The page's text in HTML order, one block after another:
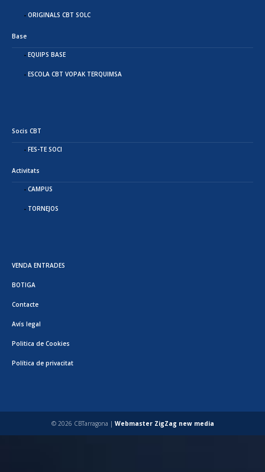
ORIGINALS CBT SOLC
Base
EQUIPS BASE
ESCOLA CBT VOPAK TERQUIMSA
Socis CBT
FES-TE SOCI
Activitats
CAMPUS
TORNEJOS
VENDA ENTRADES
BOTIGA
Contacte
Avís legal
Politica de Cookies
Política de privacitat
© 2026 CBTarragona | Webmaster ZigZag new media